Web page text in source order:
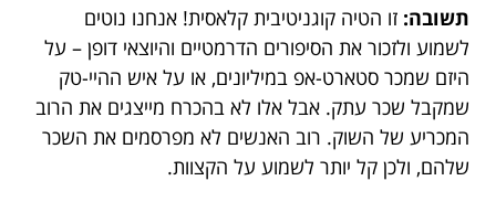
תשובה: זו הטיה קוגניטיבית קלאסית! אנחנו נוטים
לשמוע ולזכור את הסיפורים הדרמטיים והיוצאי דופן – על
היזם שמכר סטארט-אפ במיליונים, או על איש ההיי-טק
שמקבל שכר עתק. אבל אלו לא בהכרח מייצגים את הרוב
המכריע של השוק. רוב האנשים לא מפרסמים את השכר
שלהם, ולכן קל יותר לשמוע על הקצוות.